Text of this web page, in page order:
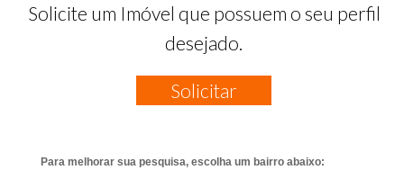
Solicite um Imóvel que possuem o seu perfil
desejado.
Solicitar
Para melhorar sua pesquisa, escolha um bairro abaixo: